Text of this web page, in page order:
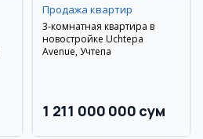
Продажа квартир
3-комнатная квартира в
новостройке Uchtepa
Avenue, Учтепа
1 211 000 000 сум